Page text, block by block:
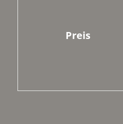
Preis